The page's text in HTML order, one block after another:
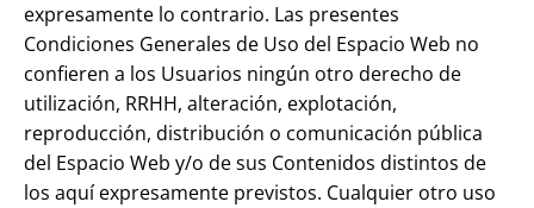
expresamente lo contrario. Las presentes
Condiciones Generales de Uso del Espacio Web no
confieren a los Usuarios ningún otro derecho de
utilización, RRHH, alteración, explotación,
reproducción, distribución o comunicación pública
del Espacio Web y/o de sus Contenidos distintos de
los aquí expresamente previstos. Cualquier otro uso